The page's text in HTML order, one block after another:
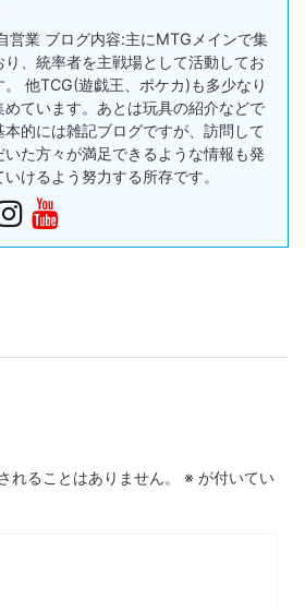
営業 ブログ内容:主にMTGメインで集
り、統率者を主戦場として活動してお
。 他TCG(遊戯王、ポケカ)も多少なり
めています。あとは玩具の紹介などで
本的には雑記ブログですが、訪問して
いた方々が満足できるような情報も発
いけるよう努力する所存です。
れることはありません。 ※ が付いてい